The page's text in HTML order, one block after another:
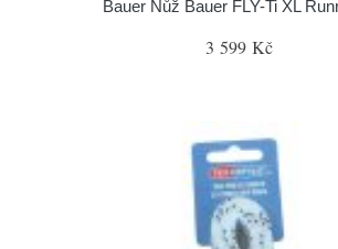
Bauer Nůž Bauer FLY-Ti XL
3 599 Kč